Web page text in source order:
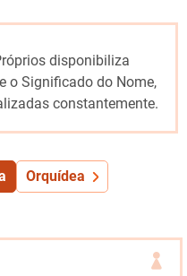
disponibiliza
o Significado do Nome,
constantemente.
Orquídea